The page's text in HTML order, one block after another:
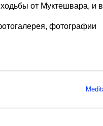
от Муктешвара, и
фотографии